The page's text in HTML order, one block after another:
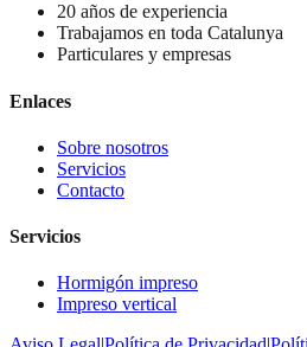
20 años de experiencia
Trabajamos en toda Catalunya
Particulares y empresas
Enlaces
Sobre nosotros
Servicios
Contacto
Servicios
Hormigón impreso
Impreso vertical